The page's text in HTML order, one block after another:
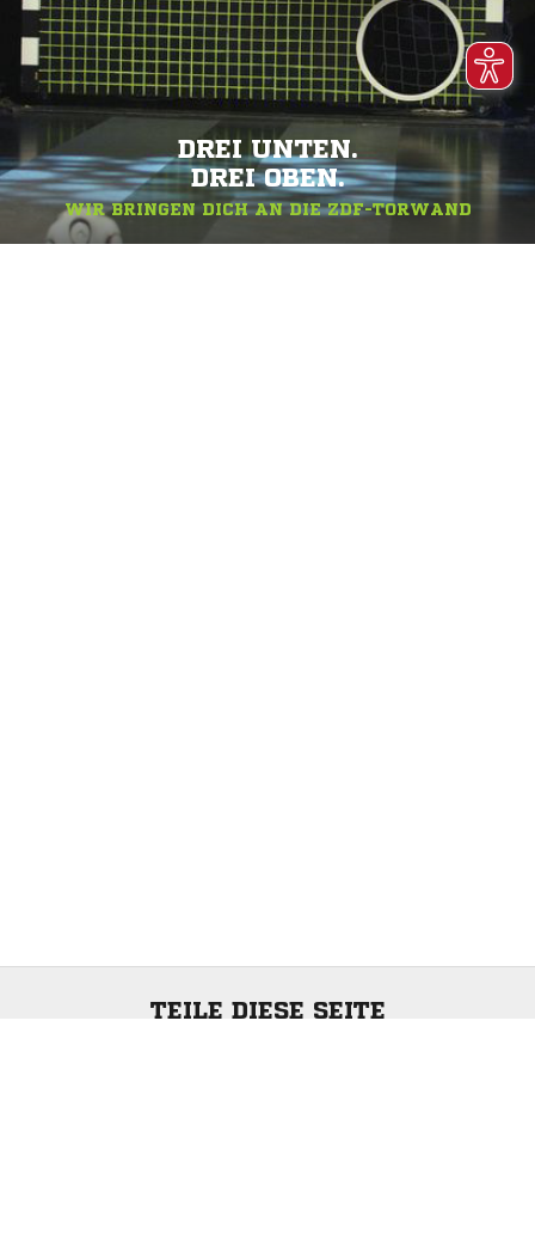
DREI UNTEN.
DREI OBEN.
WIR BRINGEN DICH AN DIE ZDF-TORWAND
TEILE DIESE SEITE